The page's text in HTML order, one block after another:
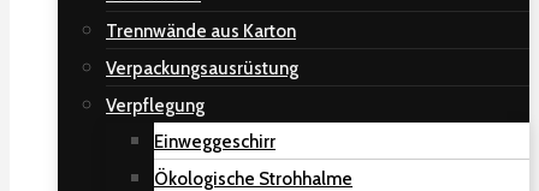
Trennwände aus Karton
Verpackungsausrüstung
Verpflegung
Einweggeschirr
Ökologische Strohhalme